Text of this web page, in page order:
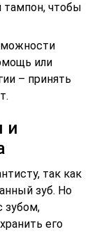
чтобы
или
– принять
и
так как
зуб. Но
зубом,
его